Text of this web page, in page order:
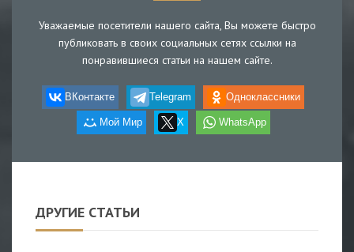
Уважаемые посетители нашего сайта, Вы можете быстро
публиковать в своих социальных сетях ссылки на
понравившиеся статьи на нашем сайте.
ВКонтакте Telegram Одноклассники
Мой Мир X WhatsApp
ДРУГИЕ СТАТЬИ